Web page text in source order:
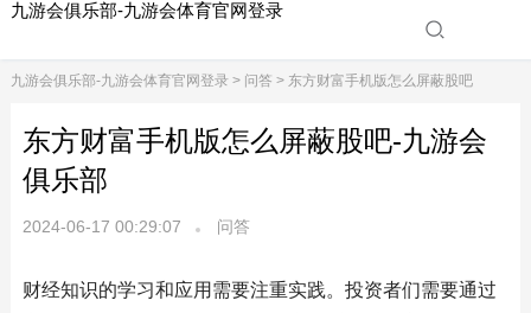
九游会俱乐部-九游会体育官网登录
九游会俱乐部-九游会体育官网登录> 问答 > 东方财富手机版怎么屏蔽股吧
东方财富手机版怎么屏蔽股吧-九游会
俱乐部
2024-06-17 00:29:07 问答
财经知识的学习和应用需要注重实践。投资者们需要通过